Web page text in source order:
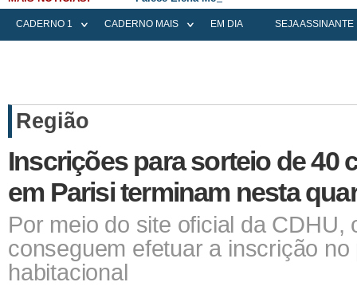
CADERNO 1 CADERNO MAIS EM DIA SEJA ASSINANTE
Região
Inscrições para sorteio de 40
em Parisi terminam nesta
Por meio do site oficial da CDHU,
conseguem efetuar a inscrição no
habitacional